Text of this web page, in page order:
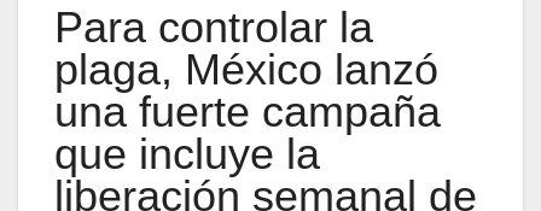
Para controlar la
plaga, México lanzó
una fuerte campaña
que incluye la
liberación semanal de